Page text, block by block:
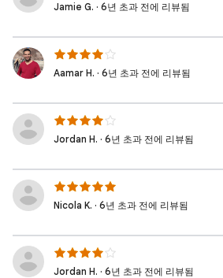
Jamie G. · 6년 초과 전에 리뷰됨
Aamar H. · 6년 초과 전에 리뷰됨
Jordan H. · 6년 초과 전에 리뷰됨
Nicola K. · 6년 초과 전에 리뷰됨
Jordan H. · 6년 초과 전에 리뷰됨